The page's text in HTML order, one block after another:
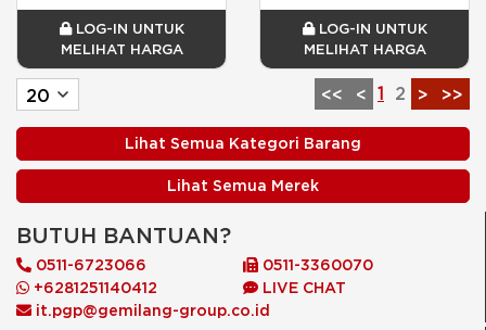
LOG-IN UNTUK
MELIHAT HARGA
LOG-IN UNTUK
MELIHAT HARGA
<< < 1 2 > >>
Lihat Semua Kategori Barang
Lihat Semua Merek
BUTUH BANTUAN?
0511-6723066
0511-3360070
+6281251140412
LIVE CHAT
it.pgp@gemilang-group.co.id